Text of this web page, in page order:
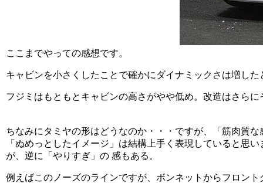
ここまでやっての感想です。
キャビンを小さくしたことで確かにダイナミックさは増し
フジミはもともとキャビンの高さがやや低め。改造はさら
ちなみにタミヤの形はどうなのか・・・ですが、「筋肉質な
「ぬめっとしたイメージ」は結構上手く表現していると思い
が、逆に「やりすぎ」の 感もある。
例えばこのノーズのラインですが、ボンネットからフロント